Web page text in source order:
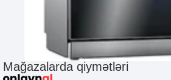
Mağazalarda qiymətləri